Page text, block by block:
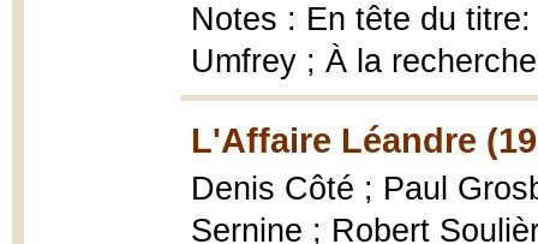
Notes : En tête du
Umfrey ; À la
L'Affaire Léandre
Denis Côté ; Paul
Sernine ; Robert